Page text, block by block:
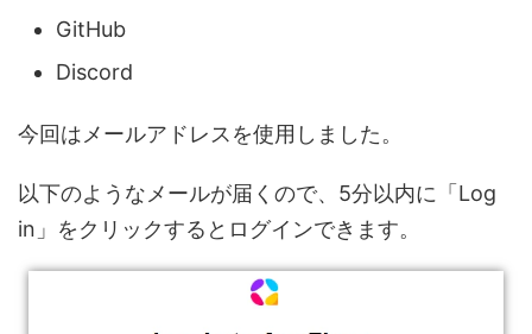
GitHub
Discord
今回はメールアドレスを使用しました。
以下のようなメールが届くので、5分以内に「Log
in」をクリックするとログインできます。